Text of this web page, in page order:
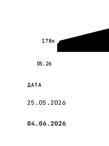
178к
05.26
ДАТА
25.05.2026
04.06.2026